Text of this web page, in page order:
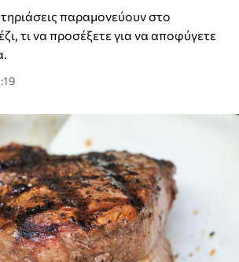
παραμονεύουν στο
τι να προσέξετε για να αποφύγετε